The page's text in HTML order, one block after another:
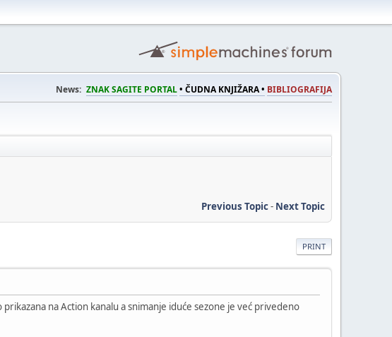
News: ZNAK SAGITE PORTAL• ČUDNA KNJIŽARA • BIBLIOGRAFIJA
Previous Topic- Next Topic
PRINT
na Action kanalu a snimanje iduće sezone je već privedeno